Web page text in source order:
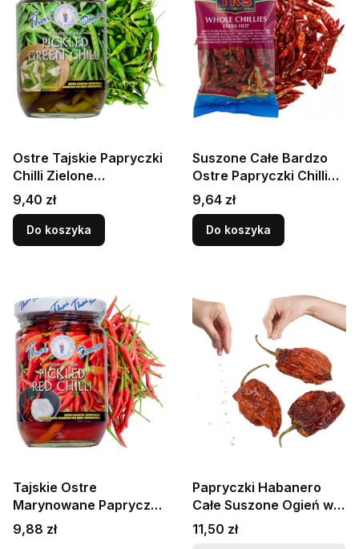
Ostre Tajskie Papryczki
Chilli Zielone
Marynowane w Zalewie
200g THAI DANCER
Cena
9,40 zł
Do koszyka
Suszone Całe Bardzo
Ostre Papryczki Chilli
Azjatycka Jaskość 50g
TRS
Cena
9,64 zł
Do koszyka
Tajskie Ostre
Marynowane Papryczki
Chilli Czerwone w
Zalewie 200g THAI
Cena
9,88 zł
Papryczki Habanero
Całe Suszone Ogień w
Ustach Bardzo Ostre
Hot 10g SKWORCU
Cena
11,50 zł